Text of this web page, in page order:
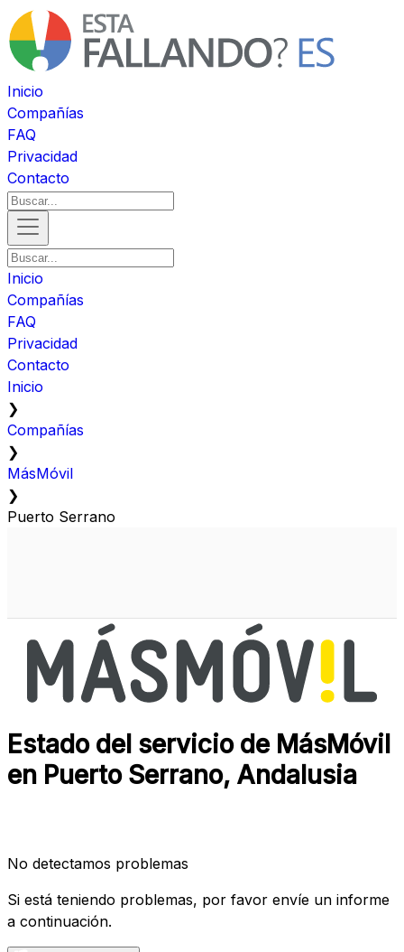
Inicio
Compañías
FAQ
Privacidad
Contacto
Inicio
Compañías
FAQ
Privacidad
Contacto
Inicio
❯
Compañías
❯
MásMóvil
❯
Puerto Serrano
Estado del servicio de MásMóvil
en Puerto Serrano, Andalusia
No detectamos problemas
Si está teniendo problemas, por favor envíe un informe
a continuación.